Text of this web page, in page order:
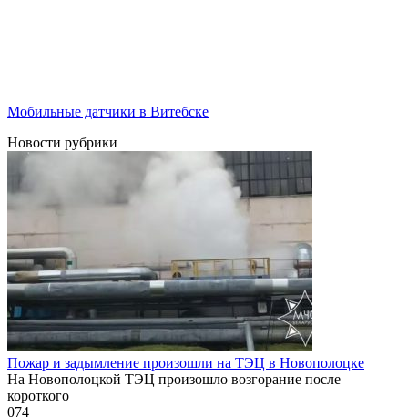
Мобильные датчики в Витебске
Новости рубрики
Пожар и задымление произошли на ТЭЦ в Новополоцке
На Новополоцкой ТЭЦ произошло возгорание после
короткого
074